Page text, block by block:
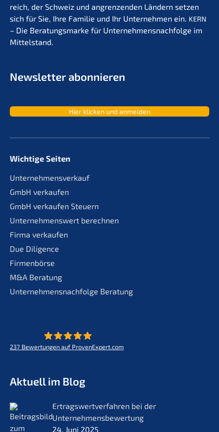
reich, der Schweiz und angren­zen­den Ländern setzen
sich für Sie, Ihre Familie und Ihr Unter­neh­men ein. KERN
– Die Beratungs­mar­ke für Unternehmens­nachfolge im
Mittelstand.
Newslet­ter abonnieren
Hier klicken und anmelden
Wichtige Seiten
Unternehmensverkauf
GmbH verkaufen
GmbH verkaufen Steuern
Unternehmenswert berechnen
Firma verkaufen
Due Diligence
Firmenbörse
M&A Beratung
Unternehmensnachfolge Beratung
237 Bewertungen auf ProvenExpert.com
Aktuell im Blog
Ertrags­wert­ver­fah­ren bei der
Unternehmensbewertung
24. Juni 2025